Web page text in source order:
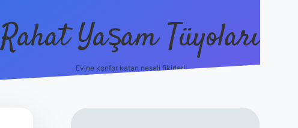
Rahat Yaşam Tüyoları
Evine konfor katan neşeli fikirler!
ilbet canlı maç izle